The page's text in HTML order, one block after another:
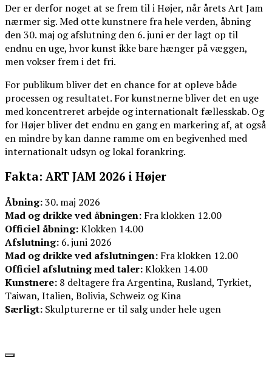
Der er derfor noget at se frem til i Højer, når årets Art Jam
nærmer sig. Med otte kunstnere fra hele verden, åbning
den 30. maj og afslutning den 6. juni er der lagt op til
endnu en uge, hvor kunst ikke bare hænger på væggen,
men vokser frem i det fri.
For publikum bliver det en chance for at opleve både
processen og resultatet. For kunstnerne bliver det en uge
med koncentreret arbejde og internationalt fællesskab. Og
for Højer bliver det endnu en gang en markering af, at også
en mindre by kan danne ramme om en begivenhed med
internationalt udsyn og lokal forankring.
Fakta: ART JAM 2026 i Højer
Åbning:30. maj 2026
Mad og drikke ved åbningen: Fra klokken 12.00
Officiel åbning:Klokken 14.00
Afslutning: 6. juni 2026
Mad og drikke ved afslutningen: Fra klokken 12.00
Officiel afslutning med taler:Klokken 14.00
Kunstnere: 8 deltagere fra Argentina, Rusland, Tyrkiet,
Taiwan, Italien, Bolivia, Schweiz og Kina
Særligt: Skulpturerne er til salg under hele ugen